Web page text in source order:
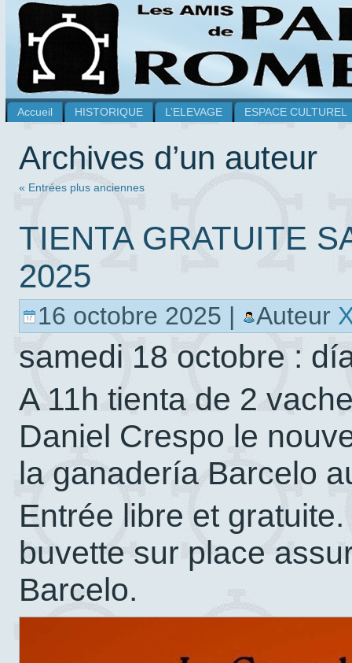
Accueil HISTORIQUE L’ELEVAGE ESPACE CULTUREL
Archives d’un auteur
« Entrées plus anciennes
TIENTA GRATUITE
2025
16 octobre 2025 | Auteur
samedi 18 octobre :
A 11h tienta de 2
Daniel Crespo le
la ganadería Barcelo
Entrée libre et
buvette sur place
Barcelo.